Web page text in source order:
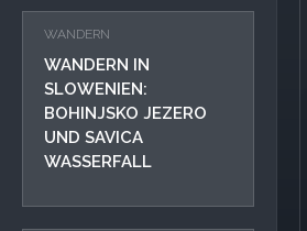
WANDERN
WANDERN IN
SLOWENIEN:
BOHINJSKO JEZERO
UND SAVICA
WASSERFALL